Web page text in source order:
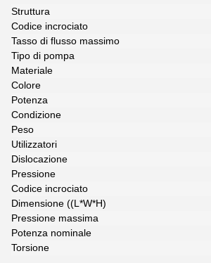
Struttura
Codice incrociato
Tasso di flusso massimo
Tipo di pompa
Materiale
Colore
Potenza
Condizione
Peso
Utilizzatori
Dislocazione
Pressione
Codice incrociato
Dimensione ((L*W*H)
Pressione massima
Potenza nominale
Torsione